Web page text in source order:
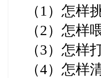
（1）怎样
（2）怎样
（3）怎样
（4）怎样